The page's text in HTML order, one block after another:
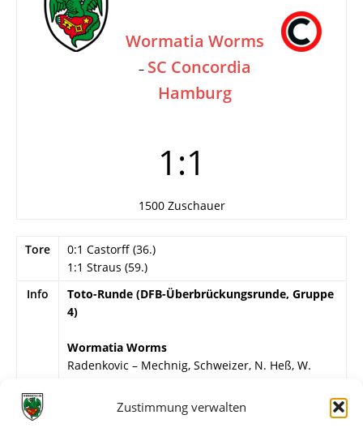
Zustimmung verwalten
Wormatia Worms
– SC Concordia
Hamburg
1:1
1500 Zuschauer
Tore
0:1 Castorff (36.)
1:1 Straus (59.)
Info
Toto-Runde (DFB-Überbrückungsrunde, Gruppe
4)
Wormatia Worms
Radenkovic – Mechnig, Schweizer, N. Heß, W.